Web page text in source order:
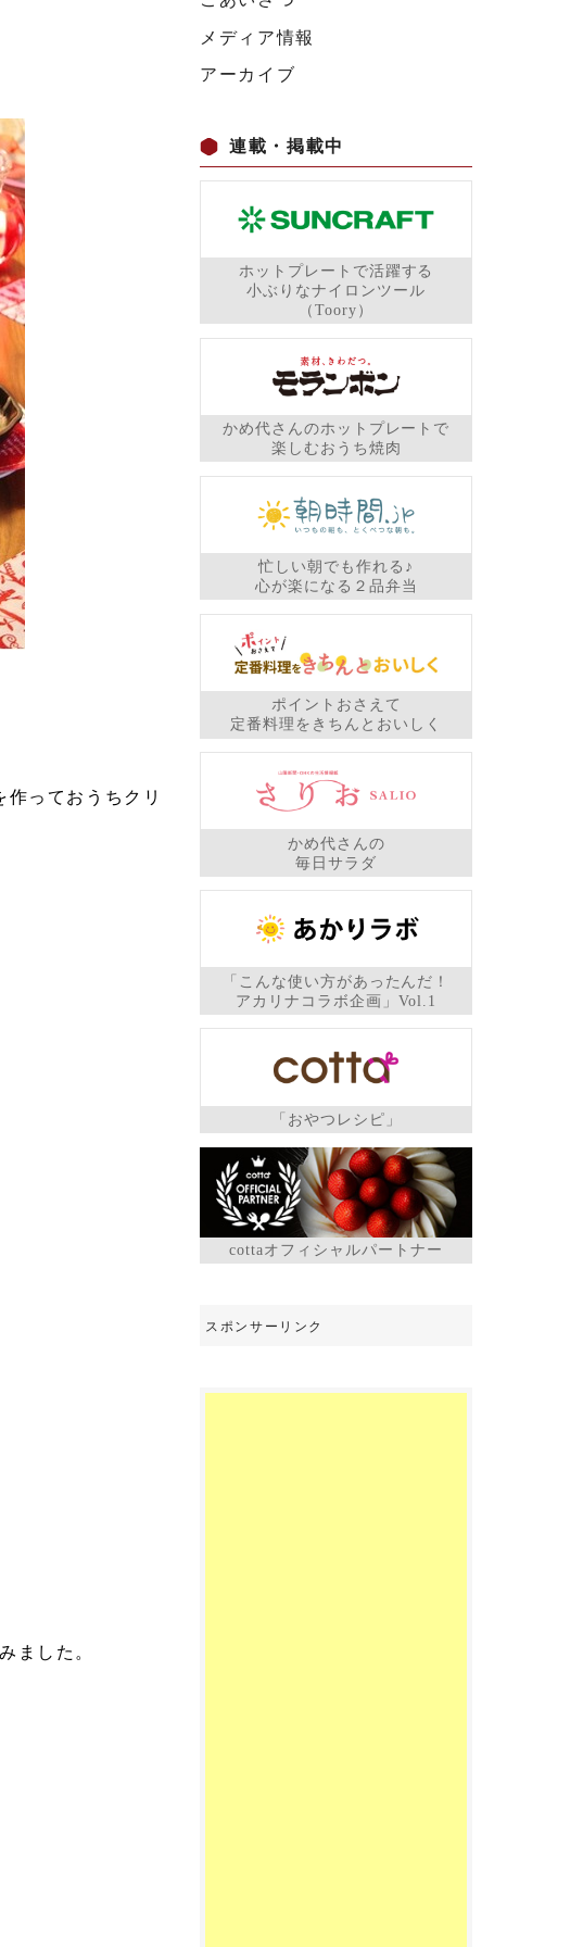
っておうちクリ
ました。
メディア情報
アーカイブ
連載・掲載中
ホットプレートで活躍する
小ぶりなナイロンツール
（Toory）
かめ代さんのホットプレートで
楽しむおうち焼肉
忙しい朝でも作れる♪
心が楽になる２品弁当
ポイントおさえて
定番料理をきちんとおいしく
かめ代さんの
毎日サラダ
「こんな使い方があったんだ！
アカリナコラボ企画」Vol.1
「おやつレシピ」
cottaオフィシャルパートナー